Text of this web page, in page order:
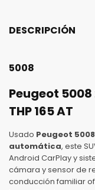
DESCRIPCIÓN
5008
Peugeot 5008
THP 165 AT
Usado Peugeot
automática, este
Android CarPlay y
cámara y sensor de
conducción familiar